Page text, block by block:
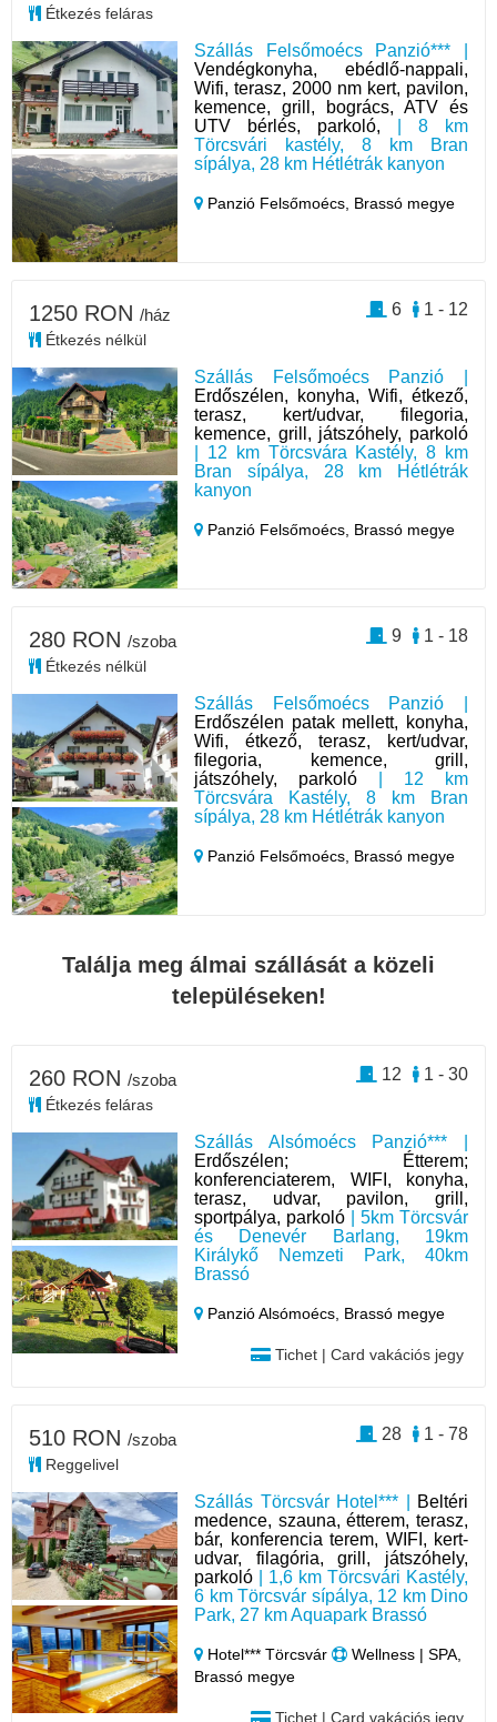
Szállás Felsőmoécs Panzió*** |
Vendégkonyha, ebédlő-nappali,
Wifi, terasz, 2000 nm kert, pavilon,
kemence, grill, bogrács, ATV és
UTV bérlés, parkoló, | 8 km
Törcsvári kastély, 8 km Bran
sípálya, 28 km Hétlétrák kanyon
Panzió Felsőmoécs, Brassó megye
Étkezés feláras
Szállás Felsőmoécs Panzió |
Erdőszélen, konyha, Wifi, étkező,
terasz, kert/udvar, filegoria,
kemence, grill, játszóhely, parkoló
| 12 km Törcsvára Kastély, 8 km
Bran sípálya, 28 km Hétlétrák
kanyon
Panzió Felsőmoécs, Brassó megye
1250 RON /ház
Étkezés nélkül
1 - 12
6
Szállás Felsőmoécs Panzió |
Erdőszélen patak mellett, konyha,
Wifi, étkező, terasz, kert/udvar,
filegoria, kemence, grill,
játszóhely, parkoló | 12 km
Törcsvára Kastély, 8 km Bran
sípálya, 28 km Hétlétrák kanyon
Panzió Felsőmoécs, Brassó megye
280 RON /szoba
Étkezés nélkül
1 - 18
9
Találja meg álmai szállását a közeli
településeken!
Szállás Alsómoécs Panzió*** |
Erdőszélen; Étterem;
konferenciaterem, WIFI, konyha,
terasz, udvar, pavilon, grill,
sportpálya, parkoló | 5km Törcsvár
és Denevér Barlang, 19km
Királykő Nemzeti Park, 40km
Brassó
Panzió Alsómoécs, Brassó megye
Tichet | Card vakációs jegy
260 RON /szoba
Étkezés feláras
1 - 30
12
Szállás Törcsvár Hotel*** |
Beltéri
medence, szauna, étterem, terasz,
bár, konferencia terem, WIFI, kert-
udvar, filagória, grill, játszóhely,
parkoló | 1,6 km Törcsvári Kastély,
6 km Törcsvár sípálya, 12 km Dino
Park, 27 km Aquapark Brassó
Hotel*** Törcsvár
Wellness | SPA,
Brassó megye
Tichet | Card vakációs jegy
510 RON /szoba
Reggelivel
1 - 78
28